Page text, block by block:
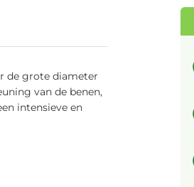
de grote diameter
van de benen,
intensieve en